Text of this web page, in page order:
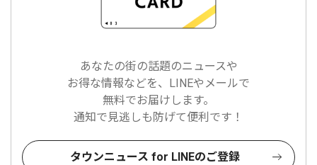
あなたの街の話題のニュースや
お得な情報などを、LINEやメールで
無料でお届けします。
通知で見逃しも防げて便利です！
タウンニュース for LINEのご登録